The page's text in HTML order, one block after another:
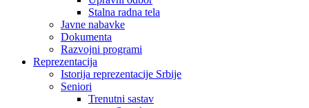
Stalna radna tela
Javne nabavke
Dokumenta
Razvojni programi
Reprezentacija
Istorija reprezentacije Srbije
Seniori
Trenutni sastav